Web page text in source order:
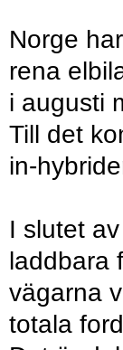
Norge
rena
i augusti
Till det
in-
I slutet
laddbara
vägarna
totala